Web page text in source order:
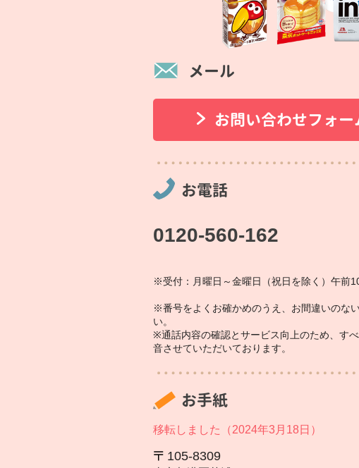
メール
お問い合わせフォー
お電話
0120-560-162
※受付：月曜日～金曜日（祝日を除く）午前
※番号をよくお確かめのうえ、お間違いのな
い。
※通話内容の確認とサービス向上のため、す
音させていただいております。
お手紙
移転しました（2024年3月18日）
105‐8309